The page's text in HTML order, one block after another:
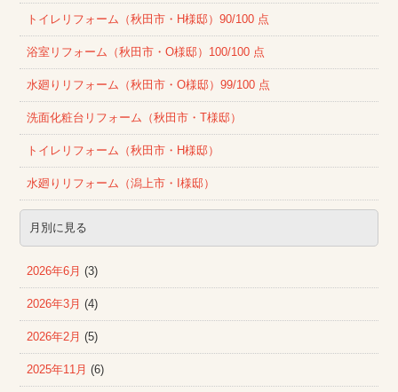
トイレリフォーム（秋田市・H様邸）90/100 点
浴室リフォーム（秋田市・O様邸）100/100 点
水廻りリフォーム（秋田市・O様邸）99/100 点
洗面化粧台リフォーム（秋田市・T様邸）
トイレリフォーム（秋田市・H様邸）
水廻りリフォーム（潟上市・I様邸）
月別に見る
2026年6月 (3)
2026年3月 (4)
2026年2月 (5)
2025年11月 (6)